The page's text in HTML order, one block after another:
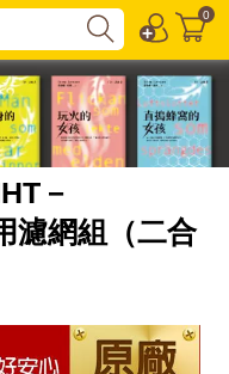
0
－
濾網組（二合